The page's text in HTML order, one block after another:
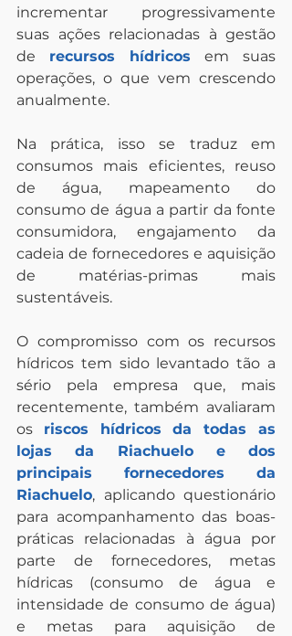
incrementar progressivamente
suas ações relacionadas à gestão
de recursos hídricos em suas
operações, o que vem crescendo
anualmente.
Na prática, isso se traduz em
consumos mais eficientes, reuso
de água, mapeamento do
consumo de água a partir da fonte
consumidora, engajamento da
cadeia de fornecedores e aquisição
de matérias-primas mais
sustentáveis.
O compromisso com os recursos
hídricos tem sido levantado tão a
sério pela empresa que, mais
recentemente, também avaliaram
os riscos hídricos da todas as
lojas da Riachuelo e dos
principais fornecedores da
Riachuelo, aplicando questionário
para acompanhamento das boas-
práticas relacionadas à água por
parte de fornecedores, metas
hídricas (consumo de água e
intensidade de consumo de água)
e metas para aquisição de